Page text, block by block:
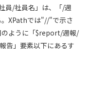
員/社員名」は、「/週
XPathでは"//"で示さ
のように「$report/週報/
告」要素以下にあるす